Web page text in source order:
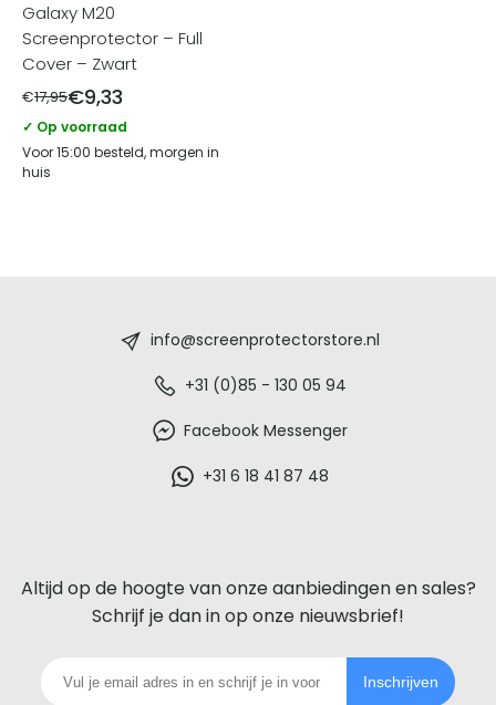
Galaxy M20
Screenprotector – Full
Cover – Zwart
€17,95€9,33
✓ Op voorraad
Voor 15:00 besteld, morgen in
huis
voor
iedere
telefoon
info@screenprotectorstore.nl
+31 (0)85 - 130 05 94
Facebook Messenger
+31 6 18 41 87 48
Altijd op de hoogte van onze aanbiedingen en sales?
Schrijf je dan in op onze nieuwsbrief!
Inschrijven